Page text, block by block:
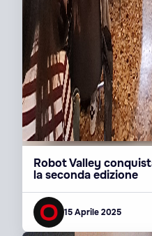
Robot Valley
la seconda edizione
15 Aprile 2025